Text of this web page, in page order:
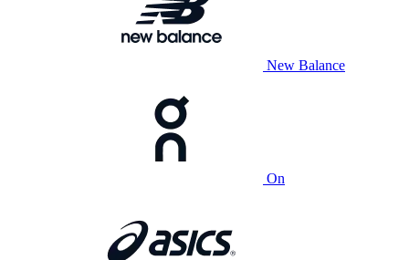
New Balance
On